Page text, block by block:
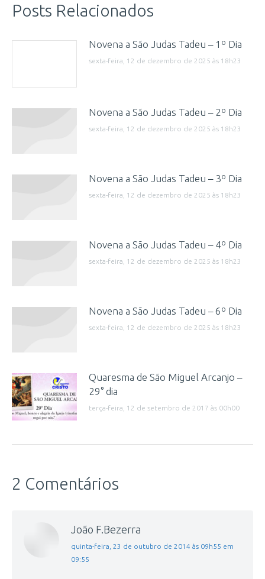
Posts Relacionados
Novena a São Judas Tadeu – 1º Dia
sexta-feira, 12 de dezembro de 2025 às 18h23
Novena a São Judas Tadeu – 2º Dia
sexta-feira, 12 de dezembro de 2025 às 18h23
Novena a São Judas Tadeu – 3º Dia
sexta-feira, 12 de dezembro de 2025 às 18h23
Novena a São Judas Tadeu – 4º Dia
sexta-feira, 12 de dezembro de 2025 às 18h23
Novena a São Judas Tadeu – 6º Dia
sexta-feira, 12 de dezembro de 2025 às 18h23
Quaresma de São Miguel Arcanjo –
29° dia
terça-feira, 12 de setembro de 2017 às 00h00
2 Comentários
João F.Bezerra
disse:
quinta-feira, 23 de outubro de 2014 às 09h55 em
09:55